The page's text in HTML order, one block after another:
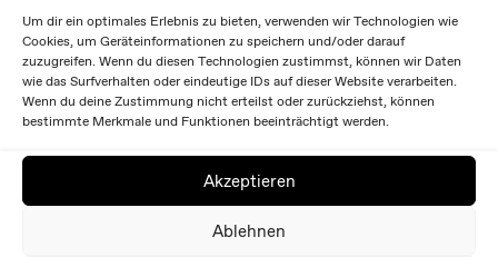
Um dir ein optimales Erlebnis zu bieten, verwenden wir Technologien wie
Cookies, um Geräteinformationen zu speichern und/oder darauf
zuzugreifen. Wenn du diesen Technologien zustimmst, können wir Daten
wie das Surfverhalten oder eindeutige IDs auf dieser Website verarbeiten.
Wenn du deine Zustimmung nicht erteilst oder zurückziehst, können
bestimmte Merkmale und Funktionen beeinträchtigt werden.
Akzeptieren
Ablehnen